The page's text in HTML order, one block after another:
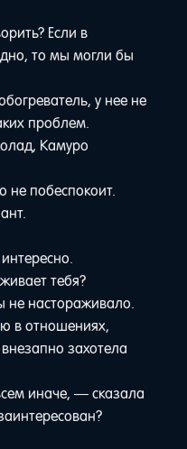
Если в
то мы могли бы
у нее не
проблем.
Камуро
не побеспокоит.
тебя?
настораживало.
в отношениях,
захотела
иначе, — сказала